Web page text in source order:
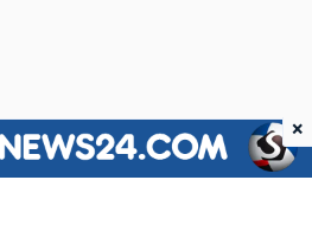
×